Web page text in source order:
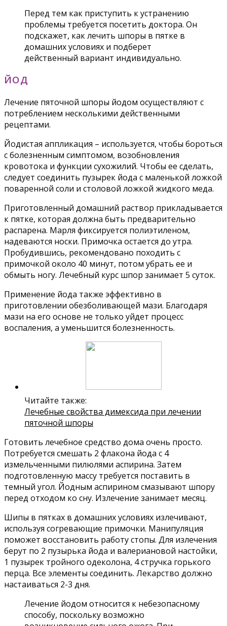
Перед тем как приступить к устранению
проблемы требуется посетить доктора. Он
подскажет, как лечить шпоры в пятке в
домашних условиях и подберет
действенный вариант индивидуально.
ЙОД
Лечение пяточной шпоры йодом осуществляют с
потреблением несколькими действенными
рецептами.
Йодистая аппликация – используется, чтобы бороться
с болезненным симптомом, возобновления
кровотока и функции сухожилий. Чтобы ее сделать,
следует соединить пузырек йода с маленькой ложкой
поваренной соли и столовой ложкой жидкого меда.
Приготовленный домашний раствор прикладывается
к пятке, которая должна быть предварительно
распарена. Марля фиксируется полиэтиленом,
надеваются носки. Примочка остается до утра.
Пробудившись, рекомендовано походить с
примочкой около 40 минут, потом убрать ее и
обмыть ногу. Лечебный курс шпор занимает 5 суток.
Применение йода также эффективно в
приготовлении обезболивающей мази. Благодаря
мази на его основе не только уйдет процесс
воспаления, а уменьшится болезненность.
Читайте также:
Лечебные свойства димексида при лечении
пяточной шпоры
Готовить лечебное средство дома очень просто.
Потребуется смешать 2 флакона йода с 4
измельченными пилюлями аспирина. Затем
подготовленную массу требуется поставить в
темный угол. Йодным аспирином смазывают шпору
перед отходом ко сну. Излечение занимает месяц.
Шипы в пятках в домашних условиях излечивают,
используя согревающие примочки. Манипуляция
поможет восстановить работу стопы. Для излечения
берут по 2 пузырька йода и валериановой настойки,
1 пузырек тройного одеколона, 4 стручка горького
перца. Все элементы соединить. Лекарство должно
настаиваться 2-3 дня.
Лечение йодом относится к небезопасному
способу, поскольку возможно